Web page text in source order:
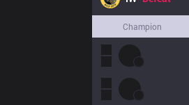
Champion